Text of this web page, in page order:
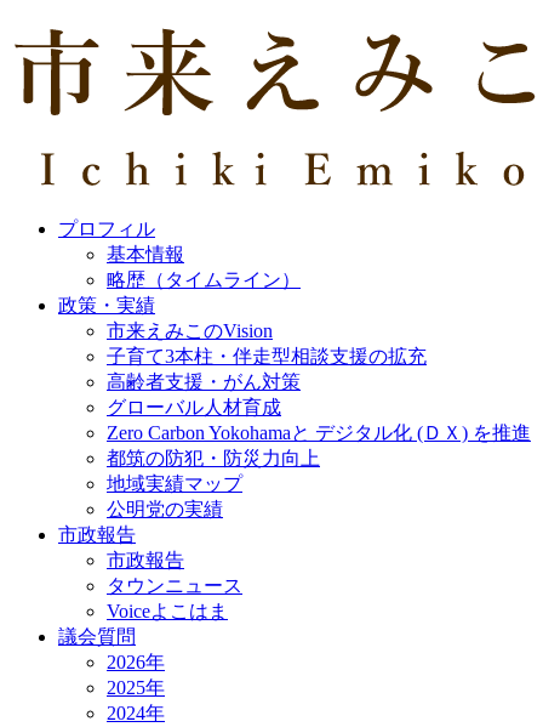
プロフィル
基本情報
略歴（タイムライン）
政策・実績
市来えみこのVision
子育て3本柱・伴走型相談支援の拡充
高齢者支援・がん対策
グローバル人材育成
Zero Carbon Yokohamaと デジタル化 (ＤＸ) を推進
都筑の防犯・防災力向上
地域実績マップ
公明党の実績
市政報告
市政報告
タウンニュース
Voiceよこはま
議会質問
2026年
2025年
2024年